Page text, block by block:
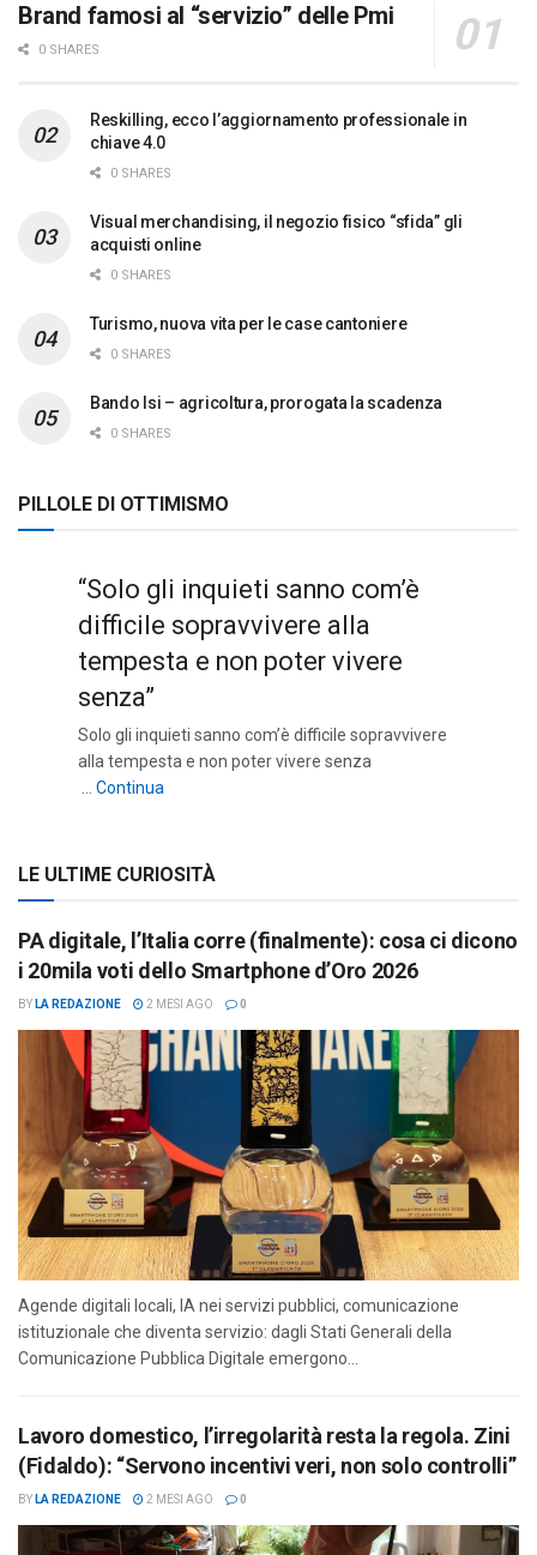
Brand famosi al “servizio” delle Pmi
0 SHARES
Reskilling, ecco l’aggiornamento professionale in
chiave 4.0
0 SHARES
Visual merchandising, il negozio fisico “sfida” gli
acquisti online
0 SHARES
Turismo, nuova vita per le case cantoniere
0 SHARES
Bando Isi – agricoltura, prorogata la scadenza
0 SHARES
PILLOLE DI OTTIMISMO
“Solo gli inquieti sanno com’è
difficile sopravvivere alla
tempesta e non poter vivere
senza”
Solo gli inquieti sanno com’è difficile sopravvivere
alla tempesta e non poter vivere senza
… Continua
LE ULTIME CURIOSITÀ
PA digitale, l’Italia corre (finalmente): cosa ci dicono
i 20mila voti dello Smartphone d’Oro 2026
BY LA REDAZIONE 2 MESI AGO 0
Agende digitali locali, IA nei servizi pubblici, comunicazione
istituzionale che diventa servizio: dagli Stati Generali della
Comunicazione Pubblica Digitale emergono...
Lavoro domestico, l’irregolarità resta la regola. Zini
(Fidaldo): “Servono incentivi veri, non solo controlli”
BY LA REDAZIONE 2 MESI AGO 0